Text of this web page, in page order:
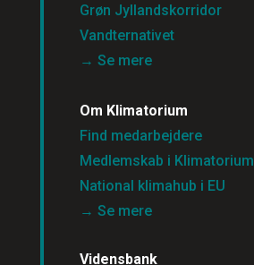
Grøn Jyllandskorridor
Vandternativet
→ Se mere
Om Klimatorium
Find medarbejdere
Medlemskab i Klimatorium
National klimahub i EU
→ Se mere
Vidensbank